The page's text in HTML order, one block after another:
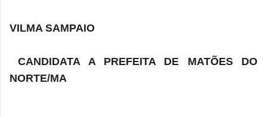
VILMA SAMPAIO
CANDIDATA A PREFEITA DE MATÕES DO
NORTE/MA